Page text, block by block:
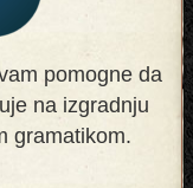
pomogne da
na izgradnju
gramatikom.